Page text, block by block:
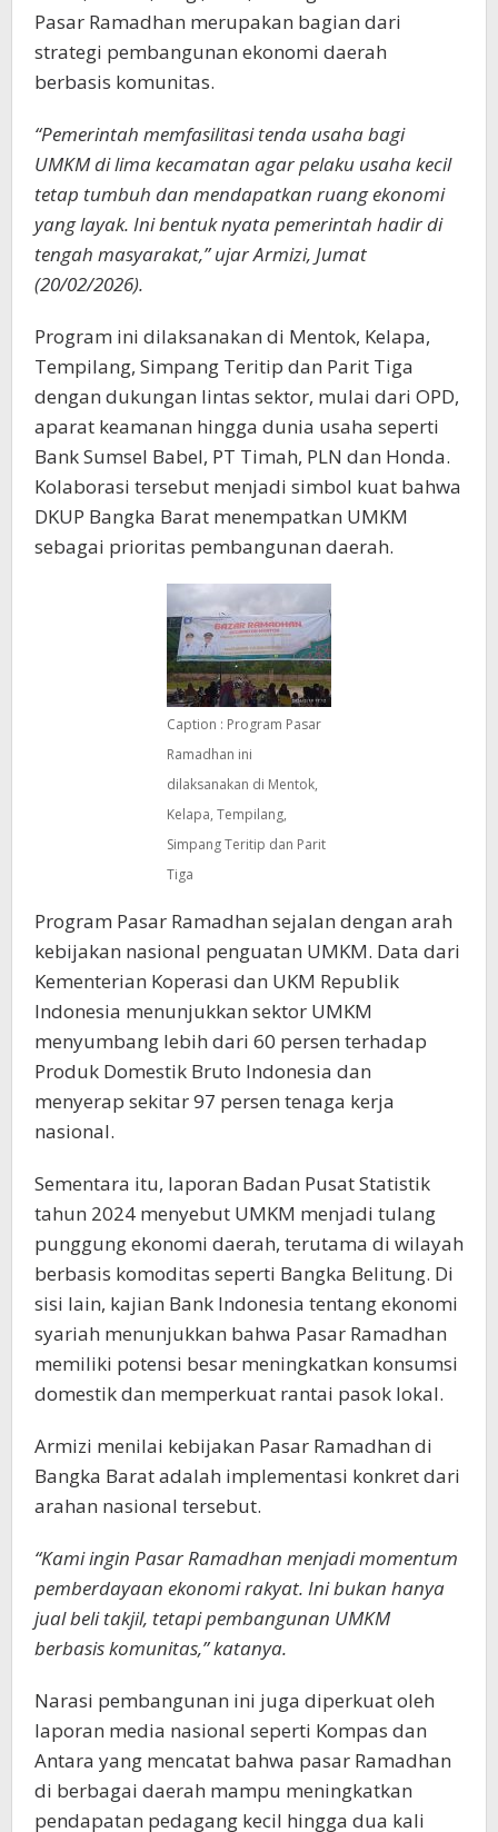
Pasar Ramadhan merupakan bagian dari
strategi pembangunan ekonomi daerah
berbasis komunitas.
“Pemerintah memfasilitasi tenda usaha bagi
UMKM di lima kecamatan agar pelaku usaha kecil
tetap tumbuh dan mendapatkan ruang ekonomi
yang layak. Ini bentuk nyata pemerintah hadir di
tengah masyarakat,” ujar Armizi, Jumat
(20/02/2026).
Program ini dilaksanakan di Mentok, Kelapa,
Tempilang, Simpang Teritip dan Parit Tiga
dengan dukungan lintas sektor, mulai dari OPD,
aparat keamanan hingga dunia usaha seperti
Bank Sumsel Babel, PT Timah, PLN dan Honda.
Kolaborasi tersebut menjadi simbol kuat bahwa
DKUP Bangka Barat menempatkan UMKM
sebagai prioritas pembangunan daerah.
Caption : Program Pasar
Ramadhan ini
dilaksanakan di Mentok,
Kelapa, Tempilang,
Simpang Teritip dan Parit
Tiga
Program Pasar Ramadhan sejalan dengan arah
kebijakan nasional penguatan UMKM. Data dari
Kementerian Koperasi dan UKM Republik
Indonesia menunjukkan sektor UMKM
menyumbang lebih dari 60 persen terhadap
Produk Domestik Bruto Indonesia dan
menyerap sekitar 97 persen tenaga kerja
nasional.
Sementara itu, laporan Badan Pusat Statistik
tahun 2024 menyebut UMKM menjadi tulang
punggung ekonomi daerah, terutama di wilayah
berbasis komoditas seperti Bangka Belitung. Di
sisi lain, kajian Bank Indonesia tentang ekonomi
syariah menunjukkan bahwa Pasar Ramadhan
memiliki potensi besar meningkatkan konsumsi
domestik dan memperkuat rantai pasok lokal.
Armizi menilai kebijakan Pasar Ramadhan di
Bangka Barat adalah implementasi konkret dari
arahan nasional tersebut.
“Kami ingin Pasar Ramadhan menjadi momentum
pemberdayaan ekonomi rakyat. Ini bukan hanya
jual beli takjil, tetapi pembangunan UMKM
berbasis komunitas,” katanya.
Narasi pembangunan ini juga diperkuat oleh
laporan media nasional seperti Kompas dan
Antara yang mencatat bahwa pasar Ramadhan
di berbagai daerah mampu meningkatkan
pendapatan pedagang kecil hingga dua kali